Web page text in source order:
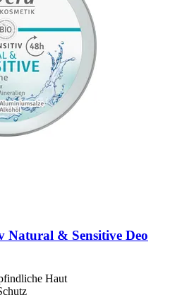
Natural & Sensitive Deo
Haut